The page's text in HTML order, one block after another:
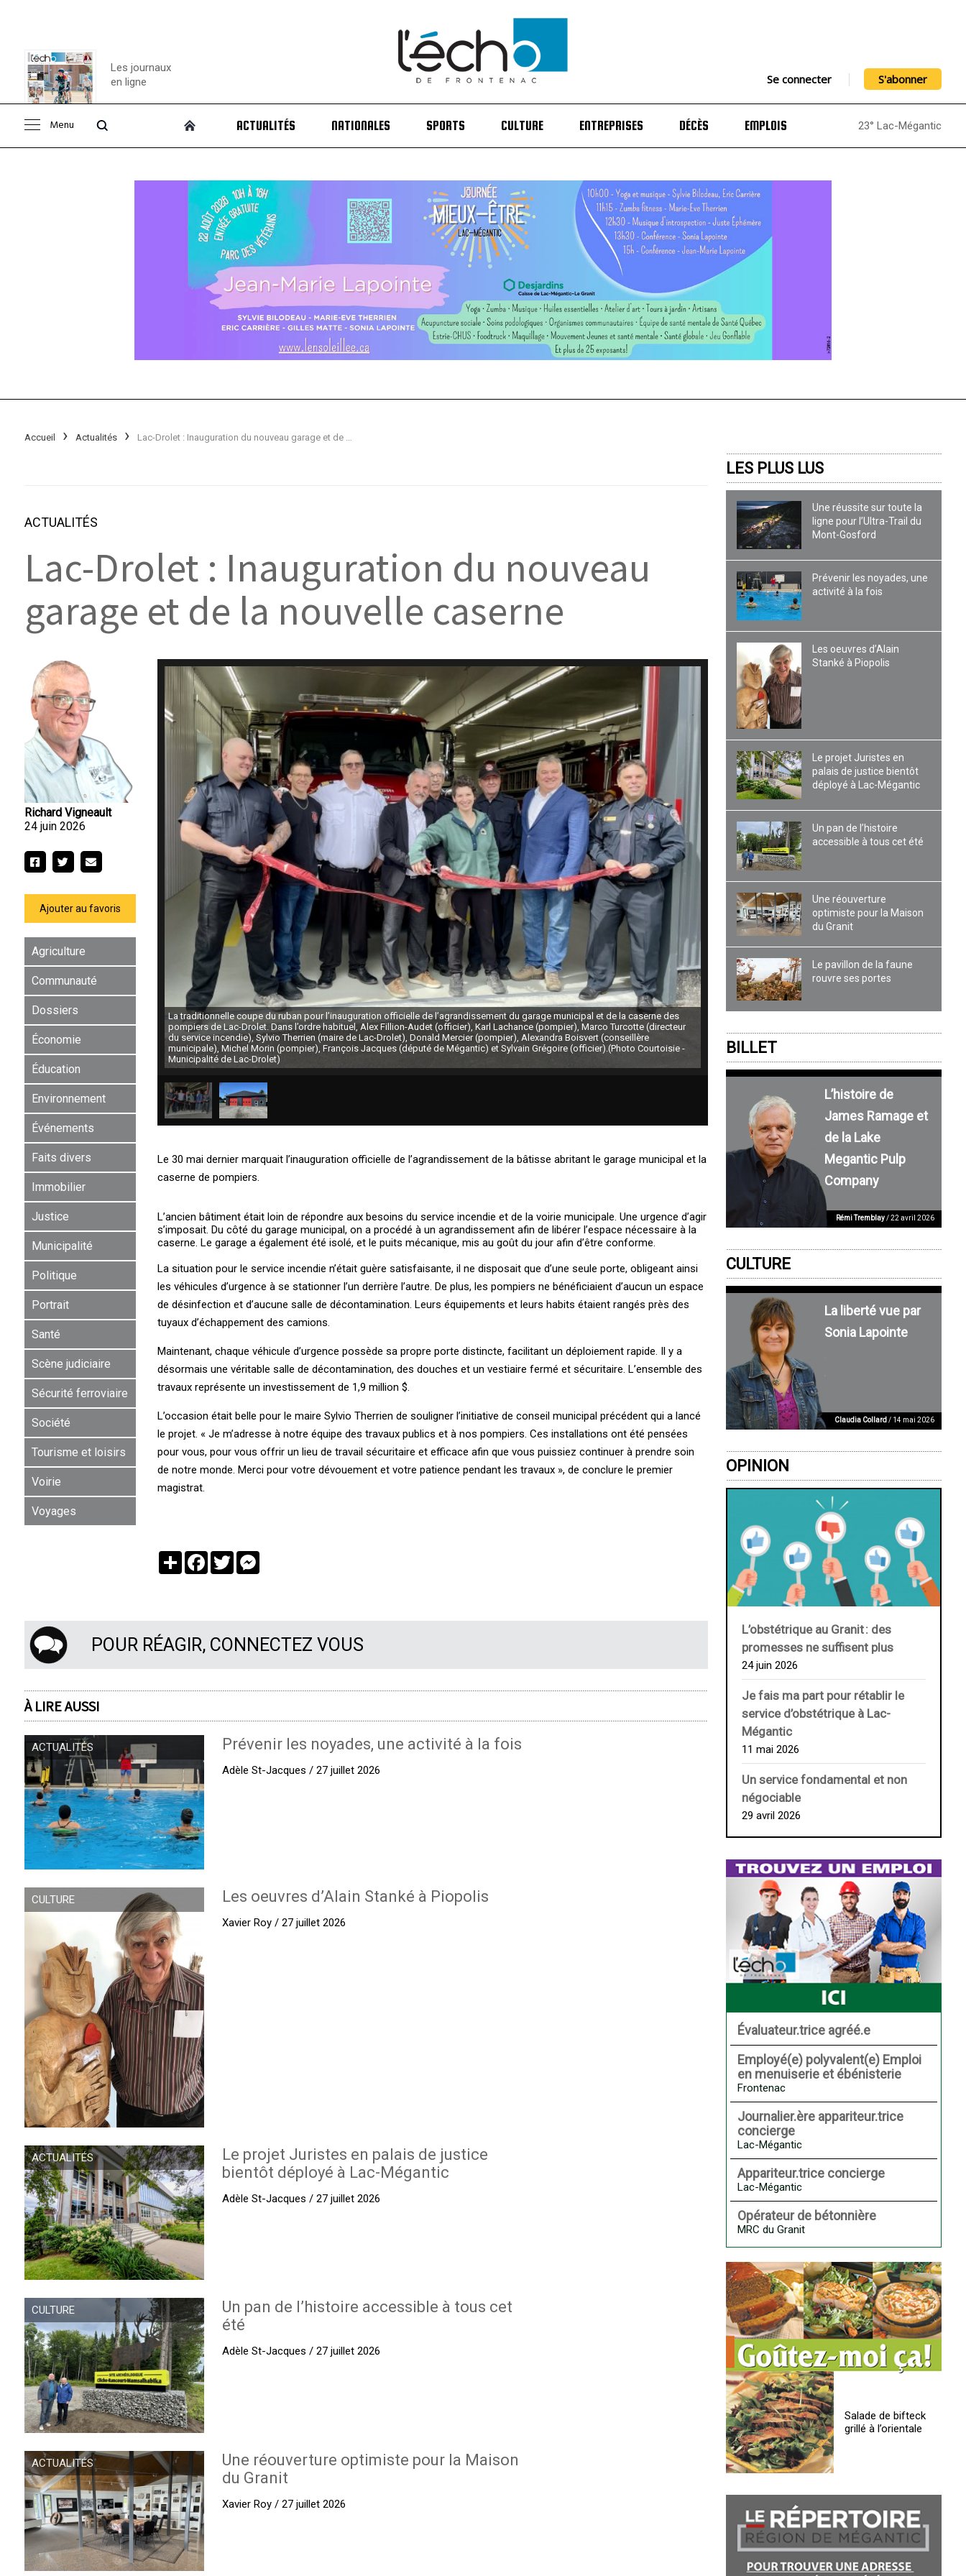
Consulter le
Les journaux
en ligne
Se connecter S'abonner
Menu ACTUALITÉS NATIONALES SPORTS CULTURE ENTREPRISES DÉCÈS EMPLOIS 23° Lac-Mégantic
Accueil Actualités
ACTUALITÉS
Lac-Drolet : Inauguration du nouveau
garage et de la nouvelle caserne
Richard Vigneault
24 juin 2026
Ajouter au favoris
Agriculture
Communauté
Dossiers
Économie
Éducation
Environnement
Événements
Faits divers
Immobilier
Justice
Municipalité
Politique
Portrait
Santé
Scène judiciaire
Sécurité ferroviaire
Société
Tourisme et loisirs
Voirie
Voyages
La traditionnelle coupe du ruban pour l’inauguration officielle de l’agrandissement du garage municipal et de la caserne des
pompiers de Lac-Drolet. Dans l’ordre habituel, Alex Fillion-Audet (officier), Karl Lachance (pompier), Marco Turcotte (directeur
du service incendie), Sylvio Therrien (maire de Lac-Drolet), Donald Mercier (pompier), Alexandra Boisvert (conseillère
municipale), Michel Morin (pompier), François Jacques (député de Mégantic) et Sylvain Grégoire (officier).(Photo Courtoisie -
Municipalité de Lac-Drolet)
Le 30 mai dernier marquait l’inauguration officielle de l’agrandissement de la bâtisse abritant le garage municipal et la
caserne de pompiers.
L’ancien bâtiment était loin de répondre aux besoins du service incendie et de la voirie municipale. Une urgence d’agir
s’imposait. Du côté du garage municipal, on a procédé à un agrandissement afin de libérer l’espace nécessaire à la
caserne. Le garage a également été isolé, et le puits mécanique, mis au goût du jour afin d’être conforme.
La situation pour le service incendie n’était guère satisfaisante, il ne disposait que d’une seule porte, obligeant ainsi
les véhicules d’urgence à se stationner l’un derrière l’autre. De plus, les pompiers ne bénéficiaient d’aucun un espace
de désinfection et d’aucune salle de décontamination. Leurs équipements et leurs habits étaient rangés près des
tuyaux d’échappement des camions.
Maintenant, chaque véhicule d’urgence possède sa propre porte distincte, facilitant un déploiement rapide. Il y a
désormais une véritable salle de décontamination, des douches et un vestiaire fermé et sécuritaire. L’ensemble des
travaux représente un investissement de 1,9 million $.
L’occasion était belle pour le maire Sylvio Therrien de souligner l’initiative de conseil municipal précédent qui a lancé
le projet. « Je m’adresse à notre équipe des travaux publics et à nos pompiers. Ces installations ont été pensées
pour vous, pour vous offrir un lieu de travail sécuritaire et efficace afin que vous puissiez continuer à prendre soin
de notre monde. Merci pour votre dévouement et votre patience pendant les travaux », de conclure le premier
magistrat.
PartagerFacebook
TwitterMessenger
POUR RÉAGIR, CONNECTEZ VOUS
À LIRE AUSSI
ACTUALITÉS Prévenir les noyades, une activité à la fois
Adèle St-Jacques / 27 juillet 2026
CULTURE Les oeuvres d’Alain Stanké à Piopolis
Xavier Roy / 27 juillet 2026
ACTUALITÉS
Le projet Juristes en palais de justice
bientôt déployé à Lac-Mégantic
Adèle St-Jacques / 27 juillet 2026
CULTURE
Un pan de l’histoire accessible à tous cet
été
Adèle St-Jacques / 27 juillet 2026
ACTUALITÉS
Une réouverture optimiste pour la Maison
du Granit
Xavier Roy / 27 juillet 2026
LES PLUS LUS
Une réussite sur toute la
ligne pour l’Ultra-Trail du
Mont-Gosford
Prévenir les noyades, une
activité à la fois
Les oeuvres d’Alain
Stanké à Piopolis
Le projet Juristes en
palais de justice bientôt
déployé à Lac-Mégantic
Un pan de l’histoire
accessible à tous cet été
Une réouverture
optimiste pour la Maison
du Granit
Le pavillon de la faune
rouvre ses portes
BILLET
L’histoire de
James Ramage et
de la Lake
Megantic Pulp
Company
Rémi Tremblay/ 22 avril 2026
CULTURE
La liberté vue par
Sonia Lapointe
Claudia Collard/ 14 mai 2026
OPINION
L’obstétrique au ­Granit : des
promesses ne suffisent plus
24 juin 2026
Je fais ma part pour rétablir le
service d’obstétrique à Lac-
Mégantic
11 mai 2026
Un service fondamental et non
négociable
29 avril 2026
Évaluateur.trice agréé.e
Employé(e) polyvalent(e) Emploi
en menuiserie et ébénisterie
Frontenac
Journalier.ère appariteur.trice
concierge
Lac-Mégantic
Appariteur.trice concierge
Lac-Mégantic
Opérateur de bétonnière
MRC du Granit
Salade de bifteck
grillé à l’orientale